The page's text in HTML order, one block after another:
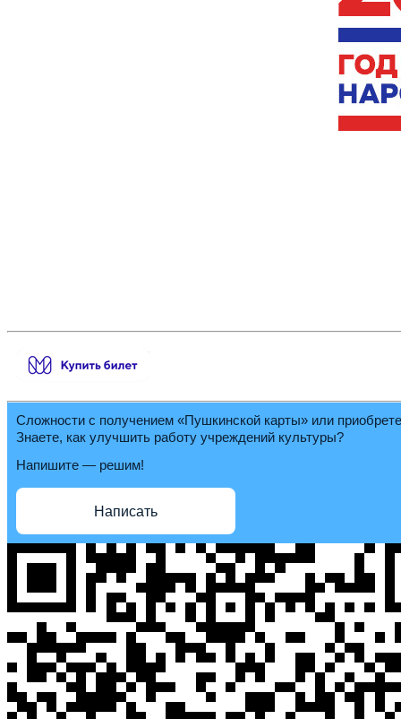
Сложности с получением «Пушкинской карты» или
Знаете, как улучшить работу учреждений культуры?
Напишите — решим!
Написать